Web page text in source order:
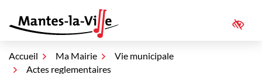
contenu
Mantes-la-Ville
Accueil Ma Mairie
Vie municipale
Actes reglementaires